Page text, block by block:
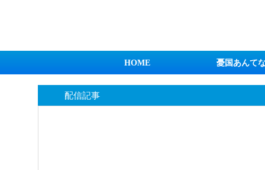
HOME 憂国あんて
配信記事